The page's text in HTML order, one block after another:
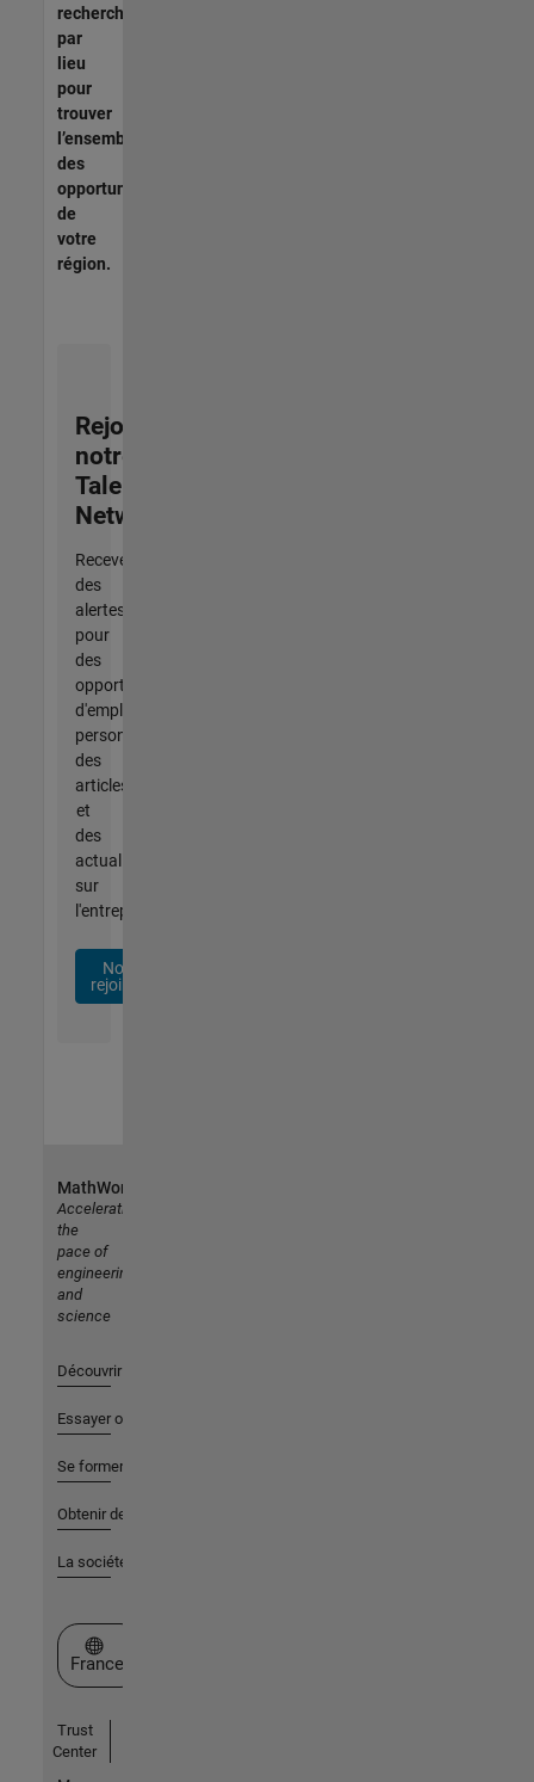
recherche
par
lieu
pour
trouver
l’ensemble
des
opportunités
de
votre
région.
Rejoignez
notre
Talent
Network
Recevez
des
alertes
pour
des
opportunités
d'emploi
personnalisées,
des
articles
et
des
actualités
sur
l'entreprise.
Nous
rejoindre
MathWorks
Accelerating
the
pace of
engineering
and
science
Découvrir les produits
Essayer ou acheter
Se former
Obtenir de l'aide
La société
Sélectionner un site web
France
Trust
Center